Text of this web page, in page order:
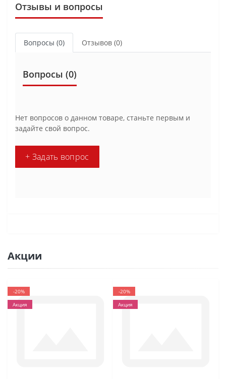
Отзывы и вопросы
Вопросы (0) Отзывов (0)
Вопросы (0)
Нет вопросов о данном товаре, станьте первым и
задайте свой вопрос.
+ Задать вопрос
Акции
-20%
Акция
-20%
Акция